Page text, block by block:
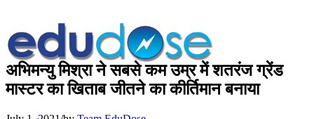
अभिमन्यु मिश्रा ने सबसे कम उम्र में शतरंज ग्रेंड
मास्टर का खिताब जीतने का कीर्तिमान बनाया